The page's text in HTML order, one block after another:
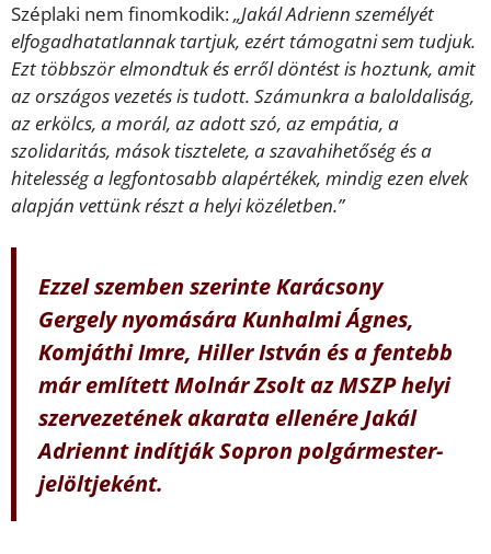
Széplaki nem finomkodik:„Jakál Adrienn személyét
elfogadhatatlannak tartjuk, ezért támogatni sem tudjuk.
Ezt többször elmondtuk és erről döntést is hoztunk, amit
az országos vezetés is tudott. Számunkra a baloldaliság,
az erkölcs, a morál, az adott szó, az empátia, a
szolidaritás, mások tisztelete, a szavahihetőség és a
hitelesség a legfontosabb alapértékek, mindig ezen elvek
alapján vettünk részt a helyi közéletben.”
Ezzel szemben szerinte Karácsony
Gergely nyomására Kunhalmi Ágnes,
Komjáthi Imre, Hiller István és a fentebb
már említett Molnár Zsolt az MSZP helyi
szervezetének akarata ellenére Jakál
AdrienntindítjákSopron polgármester-
jelöltjeként.